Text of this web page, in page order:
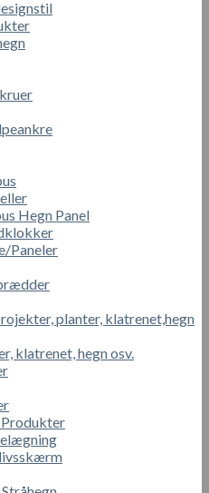
Hegn Panel
Paneler
planter, klatrenet,hegn
klatrenet, hegn osv.
Produkter